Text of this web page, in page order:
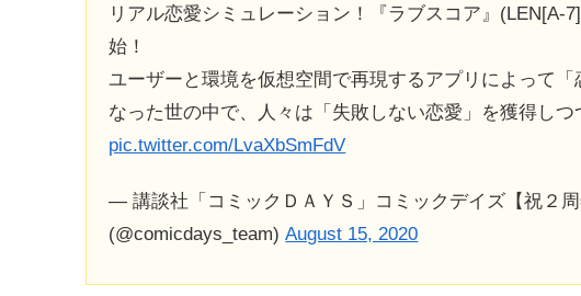
リアル恋愛シミュレーション！『ラブスコア』
始！
ユーザーと環境を仮想空間で再現するアプリによって
なった世の中で、人々は「失敗しない恋愛」を獲得し
pic.twitter.com/LvaXbSmFdV
— 講談社「コミックＤＡＹＳ」コミックデイズ【祝２
(@comicdays_team)August 15, 2020